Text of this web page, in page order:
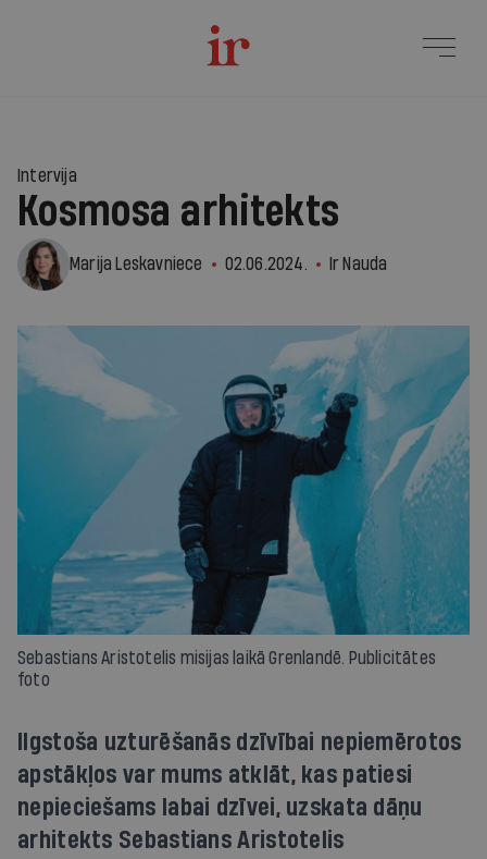
Intervija
Kosmosa arhitekts
Marija Leskavniece 02.06.2024. Ir Nauda
Sebastians Aristotelis misijas laikā Grenlandē. Publicitātes
foto
Ilgstoša uzturēšanās dzīvībai nepiemērotos
apstākļos var mums atklāt, kas patiesi
nepieciešams labai dzīvei, uzskata dāņu
arhitekts Sebastians Aristotelis